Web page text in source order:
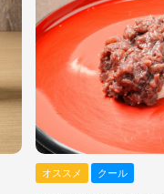
オススメ クール